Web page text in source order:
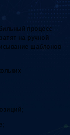
процесс
на ручной
шаблонов